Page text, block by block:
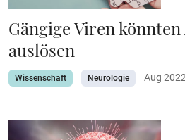
Gängige Viren
auslösen
Wissenschaft Neurologie Aug 2022